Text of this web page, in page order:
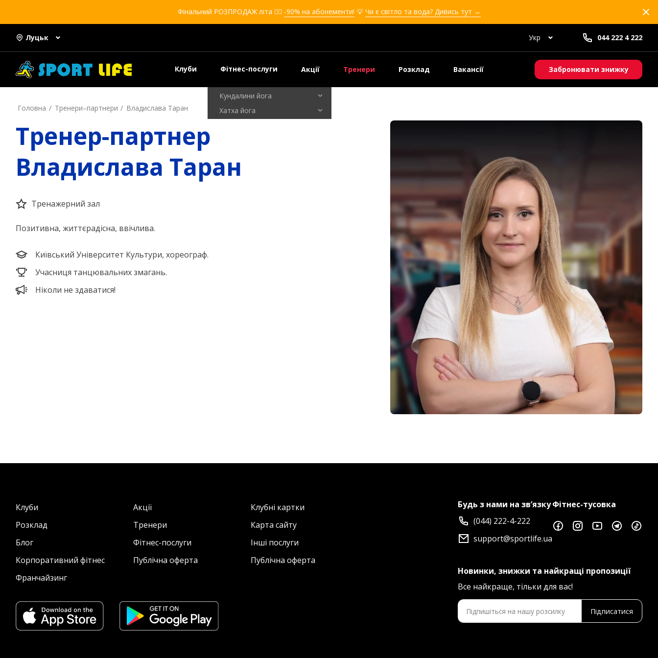
Фінальний РОЗПРОДАЖ літа ❤️‍🔥 -90% на абонементи! 💡 Чи є світло та вода? Дивись тут →
Луцьк Укр 044 222 4 222
Клуби Фітнес-послуги
Кікбоксинг для дівчат
Кікбоксинг для дітей
Самооборона для дівчат
Самооборона для дітей
Кундалини йога
Хатха йога
Акції Тренери Розклад Вакансії Забронювати знижку
Головна Тренери–партнери Владислава Таран
Тренер-партнер
Владислава Таран
Тренажерний зал
Позитивна, життєрадісна, ввічлива.
Київський Університет Культури, хореограф.
Учасниця танцювальних змагань.
Ніколи не здаватися!
Клуби Акції
Клубні картки
Розклад
Тренери
Карта сайту
Блог
Фітнес-послуги
Інші послуги
Корпоративний фітнес
Публічна оферта
Публічна оферта
Франчайзинг
Будь з нами на зв’язку
(044) 222-4-222
support@sportlife.ua
Фітнес-тусовка
Новинки, знижки та найкращі пропозиції
Все найкраще, тільки для вас!
Підписатися